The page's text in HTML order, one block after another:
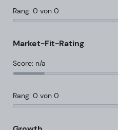
Rang: 0 von 0
Market-Fit-Rating
Score: n/a
Rang: 0 von 0